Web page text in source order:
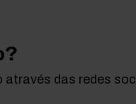
das redes